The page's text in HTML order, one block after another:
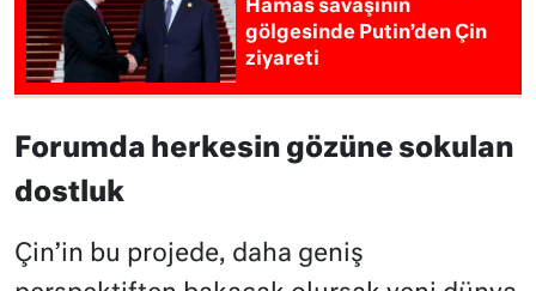
Hamas savaşının
gölgesinde Putin’den Çin
ziyareti
Forumda herkesin gözüne sokulan
dostluk
Çin’in bu projede, daha geniş